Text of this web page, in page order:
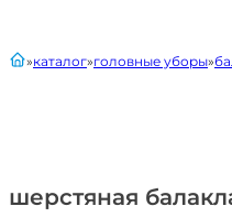
шерстяная
главнаякаталог головные уборы